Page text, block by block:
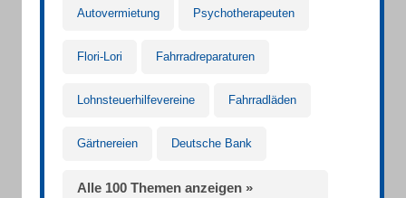
Autovermietung Psychotherapeuten
Flori-Lori Fahrradreparaturen
Lohnsteuerhilfevereine Fahrradläden
Gärtnereien Deutsche Bank
Alle 100 Themen anzeigen »